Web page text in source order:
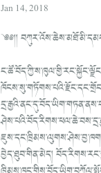
Jan 14, 2018
༄༅།།
ང་ཚོ་བོད་ཀྱི་ས་ཁུལ་གྱི་རང་སྐྱོ
ཁོངས་སུ་གཏོགས་པའི་
དྲ་རྒྱའི་ནང་
ཤེས་པའི་བོད་རིགས་
ཇུས་དང་ཁྲི
བྱེད་ཐུབ་གིན་མེད།